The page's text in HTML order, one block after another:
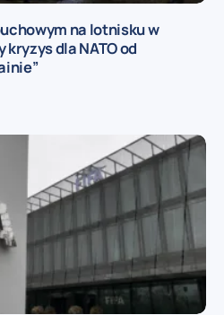
na lotnisku w
dla NATO od